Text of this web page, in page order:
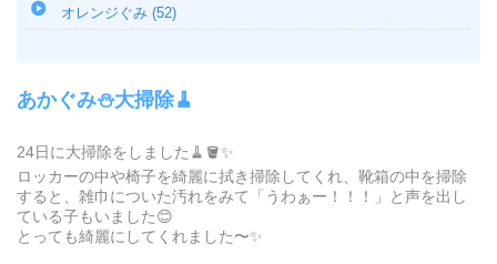
オレンジぐみ (52)
あかぐみ⛄️大掃除🧹
24日に大掃除をしました🧹🪣✨
ロッカーの中や椅子を綺麗に拭き掃除してくれ、靴箱の中を掃除
すると、雑巾についた汚れをみて「うわぁー！！！」と声を出し
ている子もいました😊
とっても綺麗にしてくれました〜✨